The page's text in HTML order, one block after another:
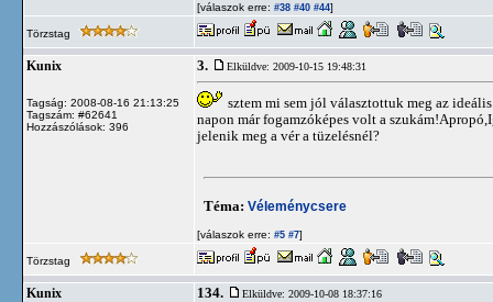
[válaszok erre: #38 #40 #44]
Törzstag
Kunix
Tagság: 2008-08-16 21:13:25
Tagszám: #62641
Hozzászólások: 396
3. Elküldve: 2009-10-15 19:48:31
sztem mi sem jól választottuk meg az
napon már fogamzóképes volt a
jelenik meg a vér a tüzelésnél?
Téma: Véleménycsere
[válaszok erre: #5 #7]
Törzstag
Kunix 134. Elküldve: 2009-10-08 18:37:16